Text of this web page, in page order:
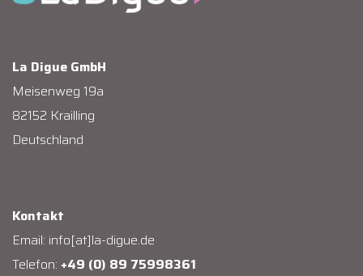
La Digue GmbH
Meisenweg 19a
82152 Krailling
Deutschland
Kontakt
Email: info[at]la-digue.de
Telefon: +49 (0) 89 75998361